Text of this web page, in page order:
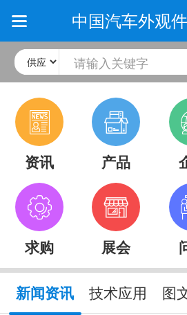
中国汽车外观
资讯 产品
求购 展会
新闻资讯 技术应用 图